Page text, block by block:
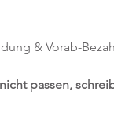
& Vorab-
passen,